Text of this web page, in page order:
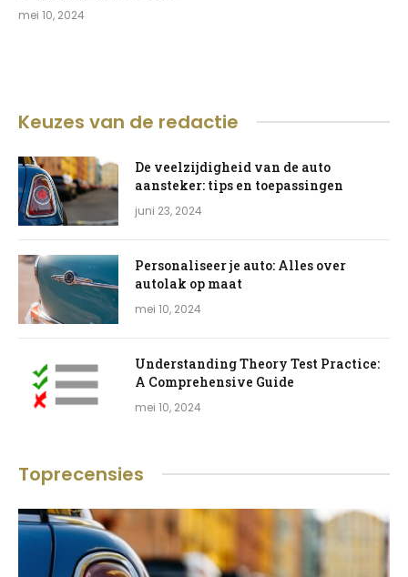
mei 10, 2024
Keuzes van de redactie
De veelzijdigheid van de auto
aansteker: tips en toepassingen
juni 23, 2024
Personaliseer je auto: Alles over
autolak op maat
mei 10, 2024
Understanding Theory Test Practice:
A Comprehensive Guide
mei 10, 2024
Toprecensies